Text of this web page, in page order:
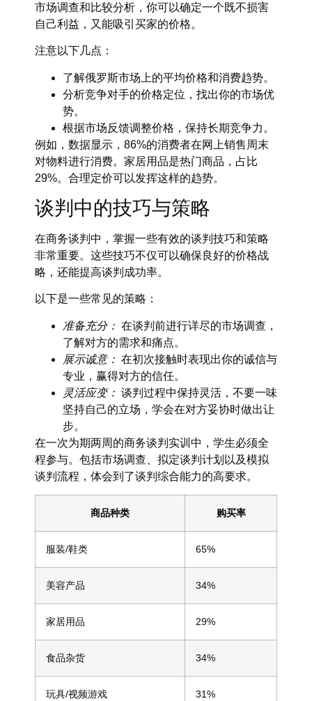
市场调查和比较分析，你可以确定一个既不损害
自己利益，又能吸引买家的价格。
注意以下几点：
了解俄罗斯市场上的平均价格和消费趋势。
分析竞争对手的价格定位，找出你的市场优
势。
根据市场反馈调整价格，保持长期竞争力。
例如，数据显示，86%的消费者在网上销售周末
对物料进行消费。家居用品是热门商品，占比
29%。合理定价可以发挥这样的趋势。
谈判中的技巧与策略
在商务谈判中，掌握一些有效的谈判技巧和策略
非常重要。这些技巧不仅可以确保良好的价格战
略，还能提高谈判成功率。
以下是一些常见的策略：
准备充分： 在谈判前进行详尽的市场调查，
了解对方的需求和痛点。
展示诚意： 在初次接触时表现出你的诚信与
专业，赢得对方的信任。
灵活应变： 谈判过程中保持灵活，不要一味
坚持自己的立场，学会在对方妥协时做出让
步。
在一次为期两周的商务谈判实训中，学生必须全
程参与。包括市场调查、拟定谈判计划以及模拟
谈判流程，体会到了谈判综合能力的高要求。
商品种类 购买率
服装/鞋类 65%
美容产品 34%
家居用品 29%
食品杂货 34%
玩具/视频游戏 31%